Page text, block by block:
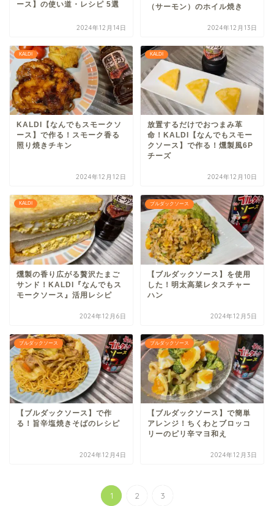
ース】の使い道・レシピ 5選
2024年12月14日
（サーモン）のホイル焼き
2024年12月13日
KALDI
KALDI【なんでもスモークソ
ース】で作る！スモーク香る
照り焼きチキン
2024年12月12日
KALDI
放置するだけでおつまみ革
命！KALDI【なんでもスモー
クソース】で作る！燻製風6P
チーズ
2024年12月10日
KALDI
燻製の香り広がる贅沢たまご
サンド！KALDI『なんでもス
モークソース』活用レシピ
2024年12月6日
ブルダックソース
【ブルダックソース】を使用
した！明太高菜レタスチャー
ハン
2024年12月5日
ブルダックソース
【ブルダックソース】で作
る！旨辛塩焼きそばのレシピ
2024年12月4日
ブルダックソース
【ブルダックソース】で簡単
アレンジ！ちくわとブロッコ
リーのピリ辛マヨ和え
2024年12月3日
1 2 3